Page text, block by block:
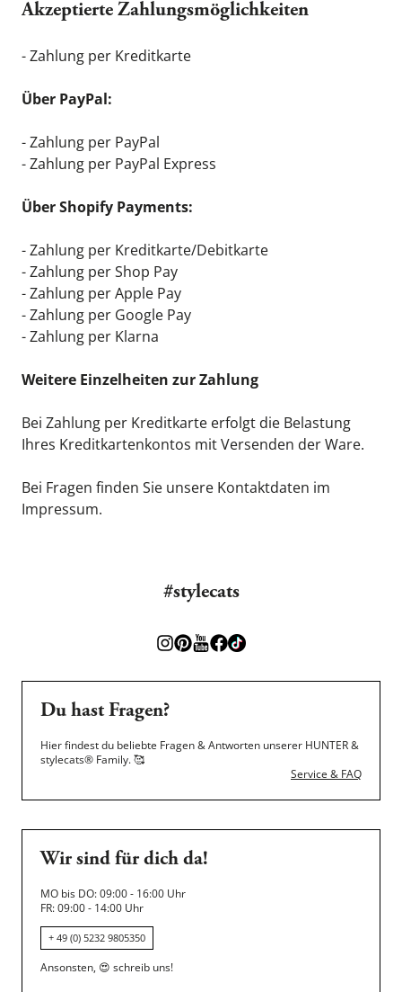
Akzeptierte Zahlungsmöglichkeiten
- Zahlung per Kreditkarte
Über PayPal:
- Zahlung per PayPal
- Zahlung per PayPal Express
Über Shopify Payments:
- Zahlung per Kreditkarte/Debitkarte
- Zahlung per Shop Pay
- Zahlung per Apple Pay
- Zahlung per Google Pay
- Zahlung per Klarna
Weitere Einzelheiten zur Zahlung
Bei Zahlung per Kreditkarte erfolgt die Belastung
Ihres Kreditkartenkontos mit Versenden der Ware.
Impressum.
#stylecats
Du hast Fragen?
Hier findest du beliebte Fragen & Antworten unserer HUNTER &
stylecats® Family.🥰
Service & FAQ
Wir sind für dich da!
MO bis DO: 09:00 - 16:00 Uhr
FR: 09:00 - 14:00 Uhr
+ 49 (0) 5232 9805350
Ansonsten, 😍 schreib uns!